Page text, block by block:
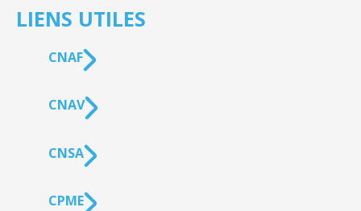
LIENS UTILES
CNAF
CNAV
CNSA
CPME